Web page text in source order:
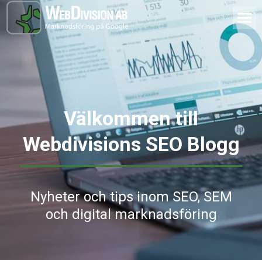
Välkommen till
Webdivisions SEO Blogg
Nyheter och tips inom SEO, SEM
och digital marknadsföring